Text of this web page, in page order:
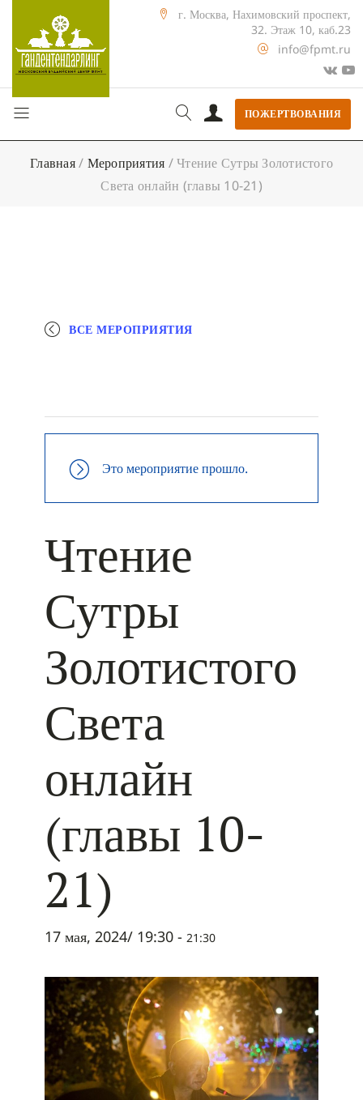
г. Москва, Нахимовский проспект,
32. Этаж 10, каб.23
info@fpmt.ru
ПОЖЕРТВОВАНИЯ
Главная/ Мероприятия /Чтение Сутры Золотистого
Света онлайн (главы 10-21)
ВСЕ МЕРОПРИЯТИЯ
Это мероприятие прошло.
Чтение
Сутры
Золотистого
Света
онлайн
(главы 10-
21)
17 мая, 2024/ 19:30 - 21:30